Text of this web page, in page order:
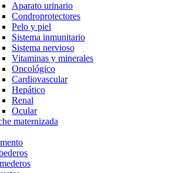
Aparato urinario
Condroprotectores
Pelo y piel
Sistema inmunitario
Sistema nervioso
Vitaminas y minerales
Oncológico
Cardiovascular
Hepático
Renal
Ocular
maternizada